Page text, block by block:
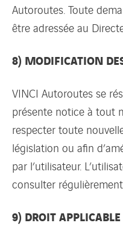
Autoroutes. Toute
être adressée au
8) MODIFICATION
VINCI Autoroutes se
présente notice à tout
respecter toute
législation ou afin
par l’utilisateur.
consulter régulièrement.
9) DROIT